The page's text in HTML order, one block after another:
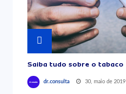
Saiba tudo sobre o tabaco
dr.consulta 30, maio de 2019